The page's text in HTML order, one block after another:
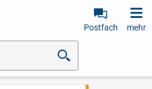
Postfach mehr